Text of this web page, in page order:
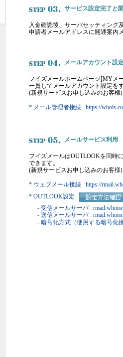
サービス設定完了と
入金確認後、サーバセッティング
申請者メールアドレスに開通案内
メールアカウント設
フイズメールホームページ[MYメ
一貫してメールアカウント設定を
(新規サービスお申し込みのお客様
* メール管理者接続 https://
メールサービス利用
フイズメールはOUTLOOKを同時
できます。
(新規サービスお申し込みのお客様
* ウェブメール接続 https://
* OUTLOOK設定
- 受信メールサーバ :
- 送信メールサーバ :
- 暗号化方式（使用する暗号化